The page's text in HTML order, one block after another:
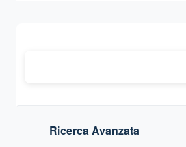
Ricerca Avanzata